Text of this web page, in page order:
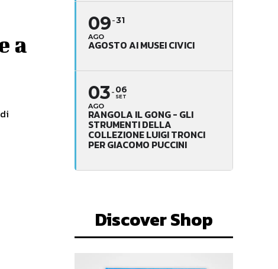
a
09
AGO
31
AGOSTO AI MUSEI CIVICI
03
AGO
06
SET
RANGOLA IL GONG - GLI
STRUMENTI DELLA
COLLEZIONE LUIGI TRONCI
PER GIACOMO PUCCINI
Discover Shop